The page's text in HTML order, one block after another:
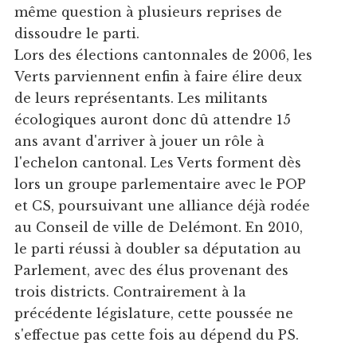
même question à plusieurs reprises de
dissoudre le parti.
Lors des élections cantonnales de 2006, les
Verts parviennent enfin à faire élire deux
de leurs représentants. Les militants
écologiques auront donc dû attendre 15
ans avant d'arriver à jouer un rôle à
l'echelon cantonal. Les Verts forment dès
lors un groupe parlementaire avec le POP
et CS, poursuivant une alliance déjà rodée
au Conseil de ville de Delémont. En 2010,
le parti réussi à doubler sa députation au
Parlement, avec des élus provenant des
trois districts. Contrairement à la
précédente législature, cette poussée ne
s'effectue pas cette fois au dépend du PS.